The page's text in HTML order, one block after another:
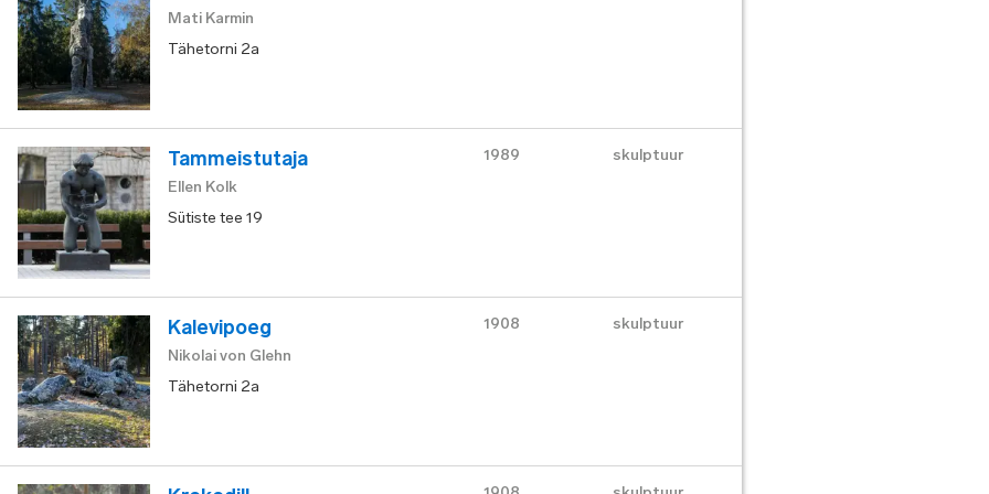
Mati Karmin
Tähetorni 2a
Tammeistutaja
Ellen Kolk
Sütiste tee 19
1989 skulptuur
Kalevipoeg
Nikolai von Glehn
Tähetorni 2a
1908 skulptuur